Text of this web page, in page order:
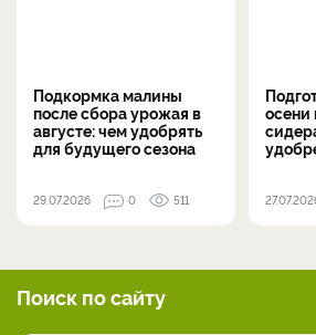
Подкормка малины
после сбора урожая в
августе: чем удобрять
для будущего сезона
29.07.2026 0 511
осени
Поиск по сайту